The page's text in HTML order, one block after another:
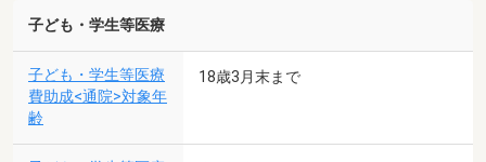
子ども・学生等医療
子ども・学生等医療
費助成<通院>対象年
齢
18歳3月末まで